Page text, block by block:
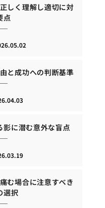
しく理解し適切に対
点
と成功への判断基準
に潜む意外な盲点
む場合に注意すべき
選択